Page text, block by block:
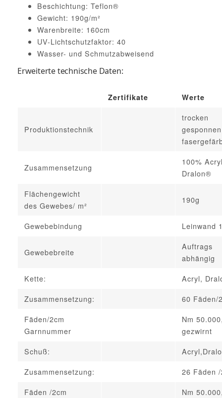
Beschichtung: Teflon®
Gewicht: 190g/m²
Warenbreite: 160cm
UV-Lichtschutzfaktor: 40
Wasser- und Schmutzabweisend
Erweiterte technische Daten:
Zertifikate Werte
Produktionstechnik
trocken
Zusammensetzung
100%
Dralon®
Flächengewicht
des Gewebes/ m²
190g
Gewebebindung Leinwand
Gewebebreite
Auftrags
abhängig
Kette:
Acryl,
Zusammensetzung:
60 Fäden/
Fäden/2cm
Garnnummer
Nm
gezwirnt
Schuß:
Zusammensetzung:
26 Fäden
Fäden /2cm
Nm